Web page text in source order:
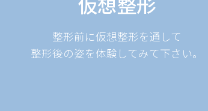
整形前に仮想整形を通して
整形後の姿を体験してみて下さい。